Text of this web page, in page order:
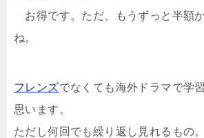
お得です。ただ、もうずっと半額
ね。
フレンズでなくても海外ドラマで学
思います。
ただし何回でも繰り返し見れるもの